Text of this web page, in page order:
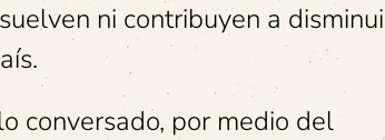
ni contribuyen a
conversado, por medio del